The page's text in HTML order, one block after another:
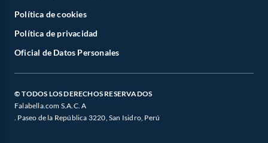
Política de cookies
Política de privacidad
Oficial de Datos Personales
© TODOS LOS DERECHOS RESERVADOS
Falabella.com S.A.C. A
. Paseo de la República 3220, San Isidro, Perú